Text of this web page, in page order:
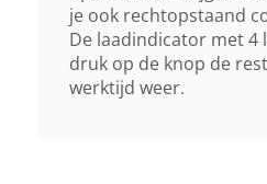
je ook rechtopstaand
De laadindicator met 4
druk op de knop de
werktijd weer.